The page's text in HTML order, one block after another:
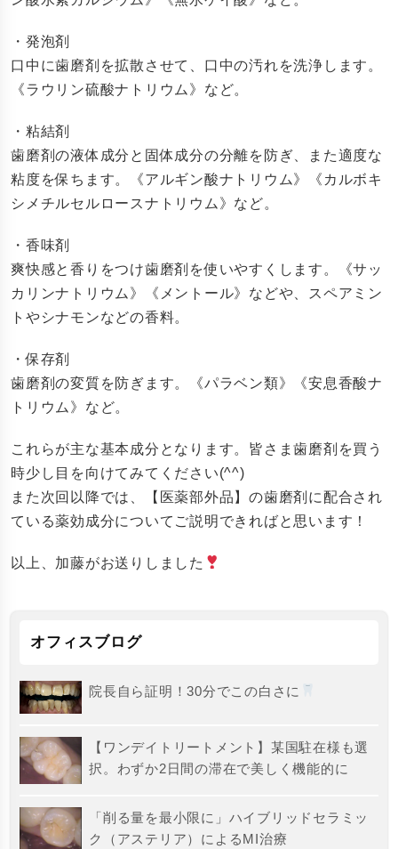
・発泡剤
口中に歯磨剤を拡散させて、口中の汚れを洗浄します。
《ラウリン硫酸ナトリウム》など。
・粘結剤
歯磨剤の液体成分と固体成分の分離を防ぎ、また適度な
粘度を保ちます。《アルギン酸ナトリウム》《カルボキ
シメチルセルロースナトリウム》など。
・香味剤
爽快感と香りをつけ歯磨剤を使いやすくします。《サッ
カリンナトリウム》《メントール》などや、スペアミン
トやシナモンなどの香料。
・保存剤
歯磨剤の変質を防ぎます。《パラベン類》《安息香酸ナ
トリウム》など。
これらが主な基本成分となります。皆さま歯磨剤を買う
時少し目を向けてみてください(^^)
また次回以降では、【医薬部外品】の歯磨剤に配合され
ている薬効成分についてご説明できればと思います！
以上、加藤がお送りしました
オフィスブログ
院長自ら証明！30分でこの白さに
【ワンデイトリートメント】某国駐在様も選
択。わずか2日間の滞在で美しく機能的に
「削る量を最小限に」ハイブリッドセラミッ
ク（アステリア）によるMI治療